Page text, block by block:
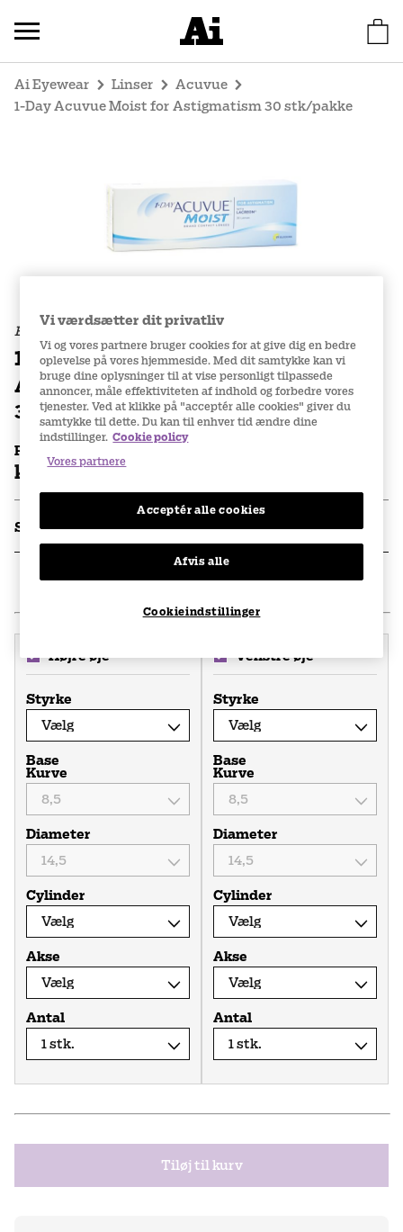
Ai Eyewear Linser
Acuvue
1-Day Acuvue Moist for Astigmatism 30 stk/pakke
Endagslinser
1-Day Acuvue Moist for
Astigmatism
30 stk/pakke
Pris per stk
kr. 199
Specifikationer
Højre øje
Styrke
Base
Kurve
Diameter
Cylinder
Akse
Antal
Venstre øje
Styrke
Base
Kurve
Diameter
Cylinder
Akse
Antal
Tiløj til kurv
Vi værdsætter dit privatliv
Vi og vores partnere bruger cookies for at give dig en bedre
oplevelse på vores hjemmeside. Med dit samtykke kan vi
bruge dine oplysninger til at vise personligt tilpassede
annoncer, måle effektiviteten af indhold og forbedre vores
tjenester. Ved at klikke på "acceptér alle cookies" giver du
samtykke til dette. Du kan til enhver tid ændre dine
indstillinger. Cookie policy
Vores partnere
Cookieindstillinger
Afvis alle
Acceptér alle cookies